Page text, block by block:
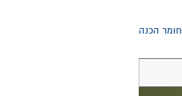
חומר הכנה